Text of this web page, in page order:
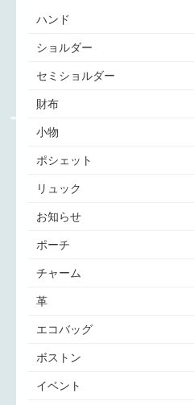
ハンド
ショルダー
セミショルダー
財布
小物
ポシェット
リュック
お知らせ
ポーチ
チャーム
革
エコバッグ
ボストン
イベント